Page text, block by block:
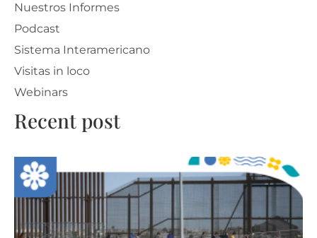
Nuestros Informes
Podcast
Sistema Interamericano
Visitas in loco
Webinars
Recent post